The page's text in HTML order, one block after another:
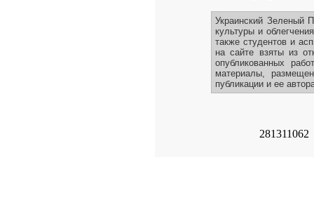
Украинский Зеленый
культуры и
также студентов и
на сайте взяты из
опубликованных
материалы,
публикации и ее
281311062